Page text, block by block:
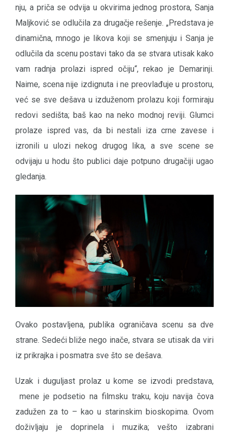
nju, a priča se odvija u okvirima jednog prostora, Sanja
Maljković se odlučila za drugačje rešenje. „Predstava je
dinamična, mnogo je likova koji se smenjuju i Sanja je
odlučila da scenu postavi tako da se stvara utisak kako
vam radnja prolazi ispred očiju“, rekao je Demarinji.
Naime, scena nije izdignuta i ne preovlađuje u prostoru,
već se sve dešava u izduženom prolazu koji formiraju
redovi sedišta; baš kao na neko modnoj reviji. Glumci
prolaze ispred vas, da bi nestali iza crne zavese i
izronili u ulozi nekog drugog lika, a sve scene se
odvijaju u hodu što publici daje potpuno drugačiji ugao
gledanja.
Ovako postavljena, publika ograničava scenu sa dve
strane. Sedeći bliže nego inače, stvara se utisak da viri
iz prikrajka i posmatra sve što se dešava.
Uzak i duguljast prolaz u kome se izvodi predstava,
mene je podsetio na filmsku traku, koju navija čova
zadužen za to – kao u starinskim bioskopima. Ovom
doživljaju je doprinela i muzika; vešto izabrani